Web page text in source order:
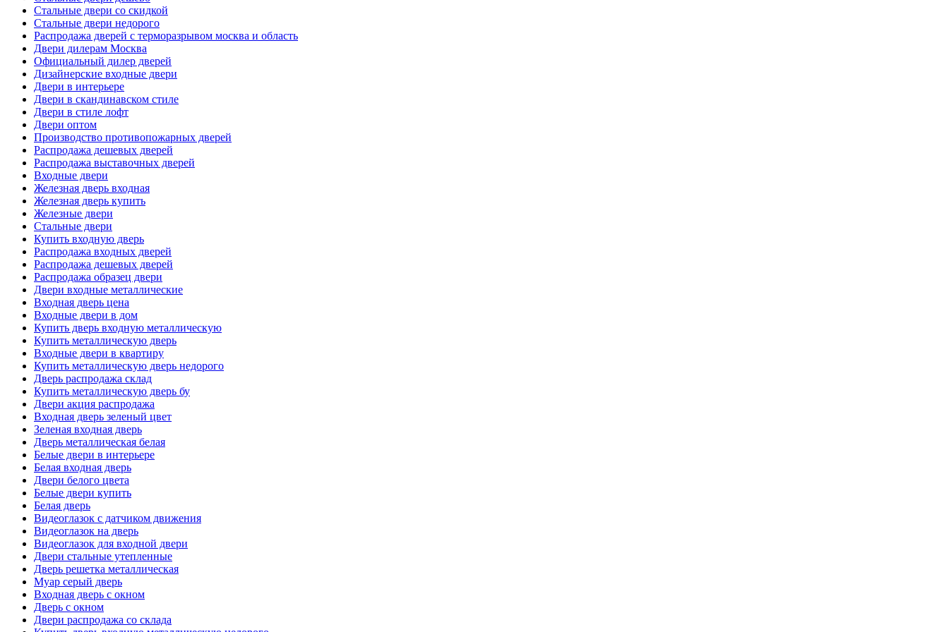
Стальные двери со скидкой
Стальные двери недорого
Распродажа дверей с терморазрывом москва и область
Двери дилерам Москва
Официальный дилер дверей
Дизайнерские входные двери
Двери в интерьере
Двери в скандинавском стиле
Двери в стиле лофт
Двери оптом
Производство противопожарных дверей
Распродажа дешевых дверей
Распродажа выставочных дверей
Входные двери
Железная дверь входная
Железная дверь купить
Железные двери
Стальные двери
Купить входную дверь
Распродажа входных дверей
Распродажа дешевых дверей
Распродажа образец двери
Двери входные металлические
Входная дверь цена
Входные двери в дом
Купить дверь входную металлическую
Купить металлическую дверь
Входные двери в квартиру
Купить металлическую дверь недорого
Дверь распродажа склад
Купить металлическую дверь бу
Двери акция распродажа
Входная дверь зеленый цвет
Зеленая входная дверь
Дверь металлическая белая
Белые двери в интерьере
Белая входная дверь
Двери белого цвета
Белые двери купить
Белая дверь
Видеоглазок с датчиком движения
Видеоглазок на дверь
Видеоглазок для входной двери
Двери стальные утепленные
Дверь решетка металлическая
Муар серый дверь
Входная дверь с окном
Дверь с окном
Двери распродажа со склада